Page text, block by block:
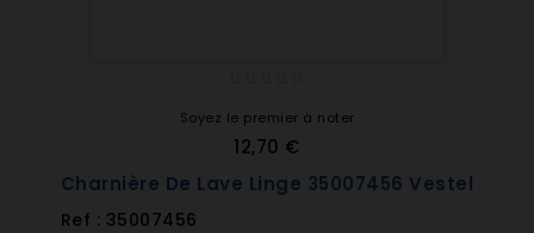
Soyez le premier à noter
12,70 €
Charnière De Lave Linge 35007456 Vestel
Ref : 35007456